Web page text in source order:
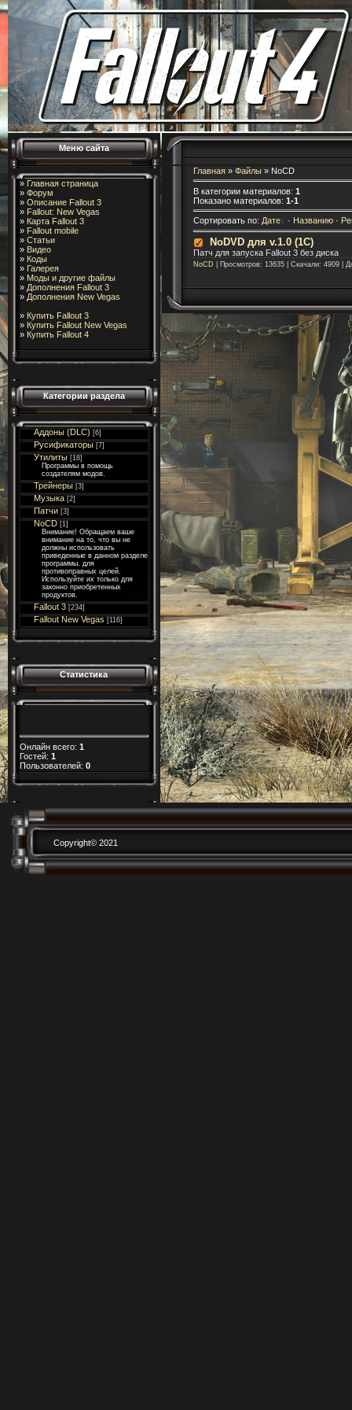
Меню сайта
» Главная страница
» Форум
» Описание Fallout 3
» Fallout: New Vegas
» Карта Fallout 3
» Fallout mobile
» Статьи
» Видео
» Коды
» Галерея
» Моды и другие файлы
» Дополнения Fallout 3
» Дополнения New Vegas
» Купить Fallout 3
» Купить Fallout New Vegas
» Купить Fallout 4
Категории раздела
Аддоны (DLC) [6]
Русификаторы [7]
Утилиты [18]
Программы в помощь
создателям модов.
Трейнеры [3]
Музыка [2]
Патчи [3]
NoCD [1]
Внимание! Обращаем ваше
внимание на то, что вы не
должны использовать
приведенные в данном разделе
программы, для
противоправных целей.
Используйте их только для
законно приобретенных
продуктов.
Fallout 3 [234]
Fallout New Vegas [116]
Статистика
Онлайн всего: 1
Гостей: 1
Пользователей: 0
Главная » Файлы » NoCD
В категории материалов: 1
Показано материалов: 1-1
Сортировать по: Дате · Названию ·
NoDVD для v.1.0 (1С)
Патч для запуска Fallout 3 без диска
NoCD | Просмотров: 13635 | Скачали: 4909 |
Copyright© 2021